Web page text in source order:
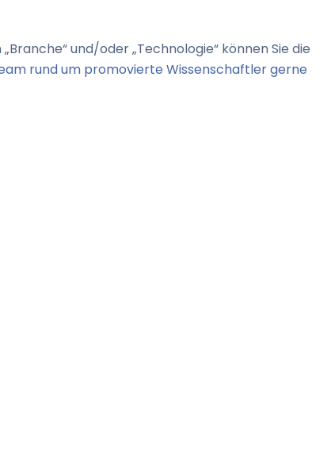
und/oder „Technologie“ können Sie die
rund um promovierte Wissenschaftler gerne